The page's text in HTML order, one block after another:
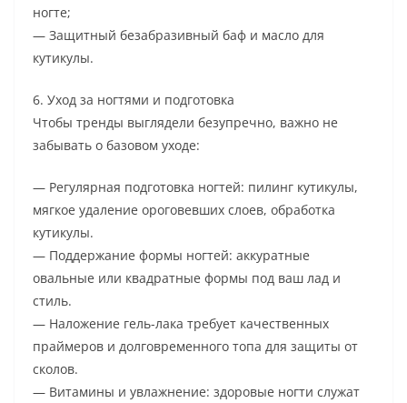
ногте;
— Защитный безабразивный баф и масло для
кутикулы.
6. Уход за ногтями и подготовка
Чтобы тренды выглядели безупречно, важно не
забывать о базовом уходе:
— Регулярная подготовка ногтей: пилинг кутикулы,
мягкое удаление ороговевших слоев, обработка
кутикулы.
— Поддержание формы ногтей: аккуратные
овальные или квадратные формы под ваш лад и
стиль.
— Наложение гель-лака требует качественных
праймеров и долговременного топа для защиты от
сколов.
— Витамины и увлажнение: здоровые ногти служат